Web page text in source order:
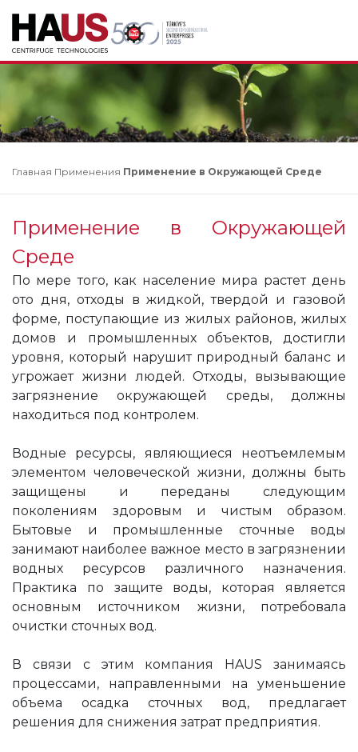
Главная Применения Применение в Окружающей Среде
Применение в Окружающей
Среде
По мере того, как население мира растет день
ото дня, отходы в жидкой, твердой и газовой
форме, поступающие из жилых районов, жилых
домов и промышленных объектов, достигли
уровня, который нарушит природный баланс и
угрожает жизни людей. Отходы, вызывающие
загрязнение окружающей среды, должны
находиться под контролем.
Водные ресурсы, являющиеся неотъемлемым
элементом человеческой жизни, должны быть
защищены и переданы следующим
поколениям здоровым и чистым образом.
Бытовые и промышленные сточные воды
занимают наиболее важное место в загрязнении
водных ресурсов различного назначения.
Практика по защите воды, которая является
основным источником жизни, потребовала
очистки сточных вод.
В связи с этим компания HAUS занимаясь
процессами, направленными на уменьшение
объема осадка сточных вод, предлагает
решения для снижения затрат предприятия.